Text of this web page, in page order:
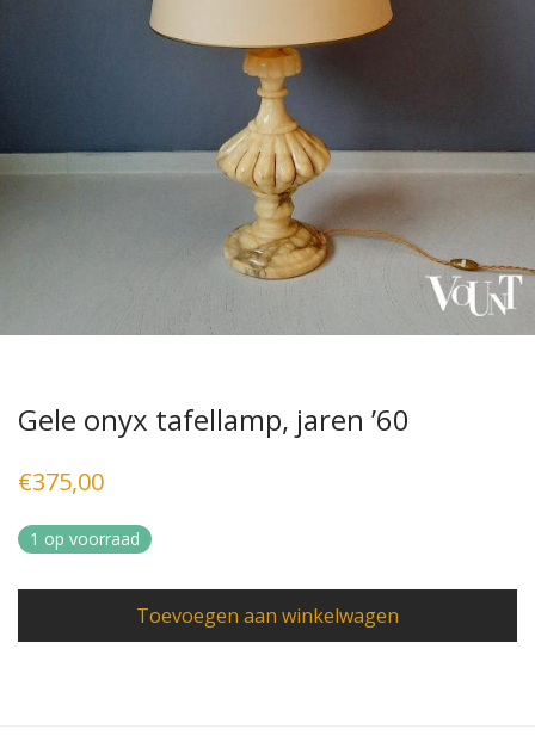
Gele onyx tafellamp, jaren ’60
€375,00
1 op voorraad
Toevoegen aan winkelwagen